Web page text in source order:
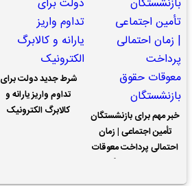
خبر مهم برای بازنشستگان
تأمین اجتماعی | زمان
احتمالی پرداخت معوقات
شرط جدید دولت برای
تداوم واریز یارانه و
کالابرگ الکترونیک